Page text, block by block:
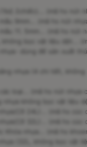
2chiếc)... (mã hs nút
9mm... (mã hs nút
11. 5mm... (mã hs nút
không bọc vật liệu dệt...
nhựa- dùng để sản xuất
loại... (mã hs nút
nhựa không bọc vật
24L)... (mã hs
32L)... (mã hs
Khóa nhựa... (mã hs
(32L, không bọc